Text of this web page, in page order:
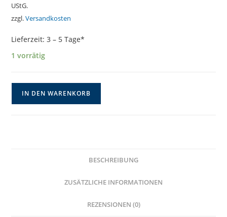
UStG.
zzgl.Versandkosten
Lieferzeit:3 – 5 Tage*
1 vorrätig
IN DEN WARENKORB
BESCHREIBUNG
ZUSÄTZLICHE INFORMATIONEN
REZENSIONEN (0)